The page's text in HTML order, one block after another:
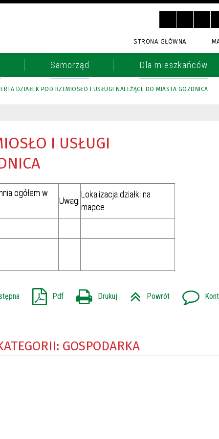
STRONA GŁÓWNA
Samorząd Dla mieszkańców
DZIAŁEK POD RZEMIOSŁO I USŁUGI NALEŻĄCE DO MIASTA GOZDNICA
I USŁUGI
ogółem w
Uwagi
Lokalizacja działki na
mapce
Pdf Drukuj Powrót
GOSPODARKA